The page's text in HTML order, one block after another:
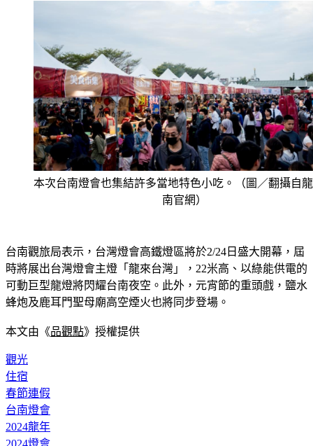
本次台南燈會也集結許多當地特色小吃。（圖／翻攝自
南官網）
台南觀旅局表示，台灣燈會高鐵燈區將於2/24日盛大開幕，屆
時將展出台灣燈會主燈「龍來台灣」，22米高、以綠能供電的
可動巨型龍燈將閃耀台南夜空。此外，元宵節的重頭戲，鹽水
蜂炮及鹿耳門聖母廟高空煙火也將同步登場。
本文由《品觀點》授權提供
觀光
住宿
春節連假
台南燈會
2024龍年
2024燈會